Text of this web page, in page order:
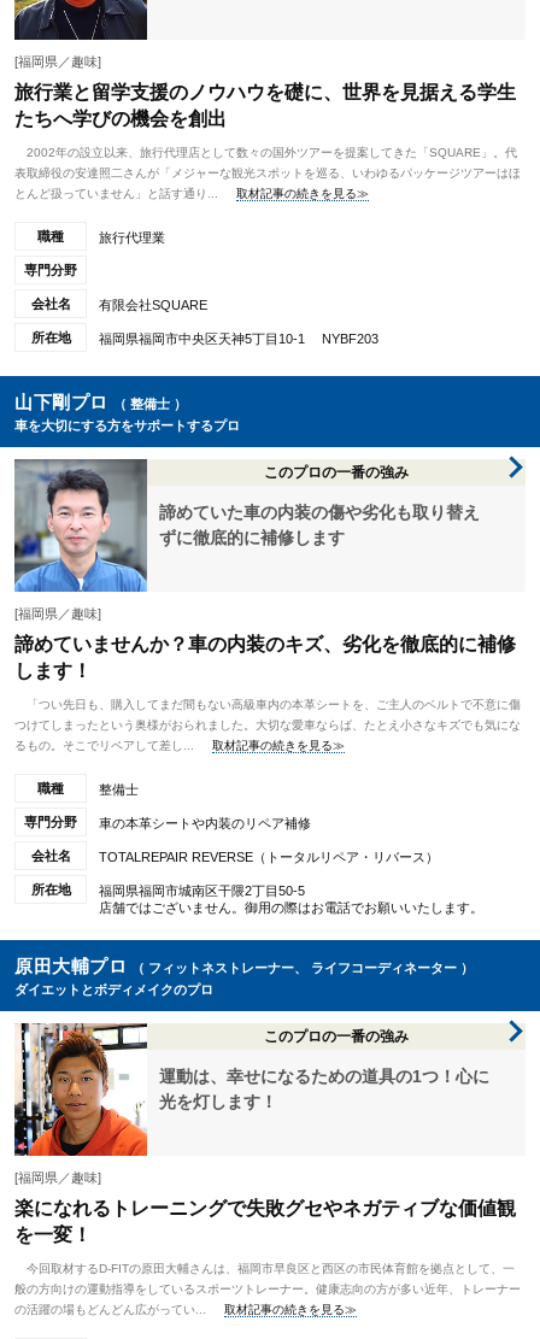
[福岡県／趣味]
旅行業と留学支援のノウハウを礎に、世界を見据える学生
たちへ学びの機会を創出
2002年の設立以来、旅行代理店として数々の国外ツアーを提案してきた「SQUARE」。代
表取締役の安達照二さんが「メジャーな観光スポットを巡る、いわゆるパッケージツアーはほ
とんど扱っていません」と話す通り...
取材記事の続きを見る≫
職種 旅行代理業
専門分野
会社名 有限会社SQUARE
所在地 福岡県福岡市中央区天神5丁目10-1 NYBF203
山下剛プロ
（ 整備士 ）
車を大切にする方をサポートするプロ
このプロの一番の強み
諦めていた車の内装の傷や劣化も取り替え
ずに徹底的に補修します
[福岡県／趣味]
諦めていませんか？車の内装のキズ、劣化を徹底的に補修
します！
「つい先日も、購入してまだ間もない高級車内の本革シートを、ご主人のベルトで不意に傷
つけてしまったという奥様がおられました。大切な愛車ならば、たとえ小さなキズでも気にな
るもの。そこでリペアして差し...
取材記事の続きを見る≫
職種 整備士
専門分野 車の本革シートや内装のリペア補修
会社名 TOTALREPAIR REVERSE（トータルリペア・リバース）
所在地
福岡県福岡市城南区干隈2丁目50-5
店舗ではございません。御用の際はお電話でお願いいたします。
原田大輔プロ
（ フィットネストレーナー、 ライフコーディネーター ）
ダイエットとボディメイクのプロ
このプロの一番の強み
運動は、幸せになるための道具の1つ！心に
光を灯します！
[福岡県／趣味]
楽になれるトレーニングで失敗グセやネガティブな価値観
を一変！
今回取材するD-FITの原田大輔さんは、福岡市早良区と西区の市民体育館を拠点として、一
般の方向けの運動指導をしているスポーツトレーナー。健康志向の方が多い近年、トレーナー
の活躍の場もどんどん広がってい...
取材記事の続きを見る≫